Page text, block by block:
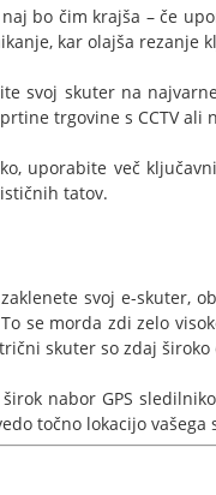
naj bo čim krajša – če
kar olajša rezanje
svoj skuter na
trgovine s CCTV
uporabite več
tatov.
svoj e-skuter,
se morda zdi zelo
skuter so zdaj široko
nabor GPS
točno lokacijo vašega